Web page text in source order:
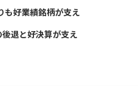
も好業績銘柄が支え
退と好決算が支え